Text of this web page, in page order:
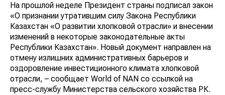
На прошлой неделе Президент страны подписал закон
«О признании утратившим силу Закона Республики
Казахстан «О развитии хлопковой отрасли» и внесении
изменений в некоторые законодательные акты
Республики Казахстан». Новый документ направлен на
отмену излишних административных барьеров и
оздоровление инвестиционного климата хлопковой
отрасли, – сообщает World of NAN со ссылкой на
пресс-службу Министерства сельского хозяйства РК.